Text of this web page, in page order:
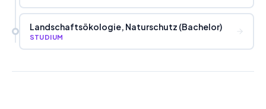
Landschaftsökologie, Naturschutz (Bachelor)
STUDIUM